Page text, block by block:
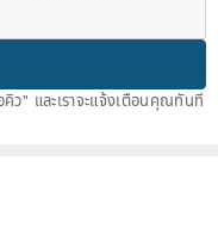
" และเราจะแจ้งเตือนคุณทันที